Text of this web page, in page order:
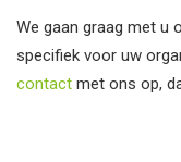
We gaan graag met u
specifiek voor uw
contact met ons op,